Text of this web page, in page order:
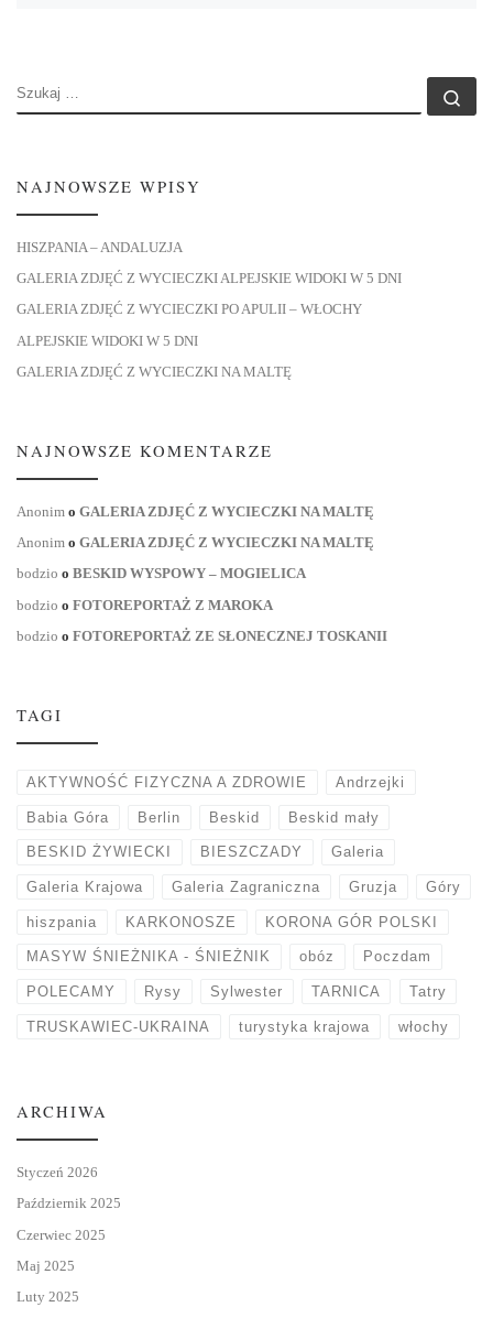
SZUKAJ
NAJNOWSZE WPISY
HISZPANIA – ANDALUZJA
GALERIA ZDJĘĆ Z WYCIECZKI ALPEJSKIE WIDOKI W 5 DNI
GALERIA ZDJĘĆ Z WYCIECZKI PO APULII – WŁOCHY
ALPEJSKIE WIDOKI W 5 DNI
GALERIA ZDJĘĆ Z WYCIECZKI NA MALTĘ
NAJNOWSZE KOMENTARZE
Anonim o GALERIA ZDJĘĆ Z WYCIECZKI NA MALTĘ
Anonim o GALERIA ZDJĘĆ Z WYCIECZKI NA MALTĘ
bodzio o BESKID WYSPOWY – MOGIELICA
bodzio o FOTOREPORTAŻ Z MAROKA
bodzio o FOTOREPORTAŻ ZE SŁONECZNEJ TOSKANII
TAGI
AKTYWNOŚĆ FIZYCZNA A ZDROWIE Andrzejki
Babia Góra Berlin Beskid Beskid mały
BESKID ŻYWIECKI BIESZCZADY Galeria
Galeria Krajowa Galeria Zagraniczna Gruzja Góry
hiszpania KARKONOSZE KORONA GÓR POLSKI
MASYW ŚNIEŻNIKA - ŚNIEŻNIK obóz Poczdam
POLECAMY Rysy Sylwester TARNICA Tatry
TRUSKAWIEC-UKRAINA turystyka krajowa włochy
ARCHIWA
Styczeń 2026
Październik 2025
Czerwiec 2025
Maj 2025
Luty 2025